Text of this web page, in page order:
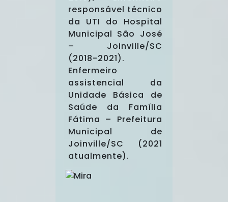
responsável técnico
da UTI do Hospital
Municipal São José
– Joinville/SC
(2018-2021).
Enfermeiro
assistencial da
Unidade Básica de
Saúde da Família
Fátima – Prefeitura
Municipal de
Joinville/SC (2021
atualmente).